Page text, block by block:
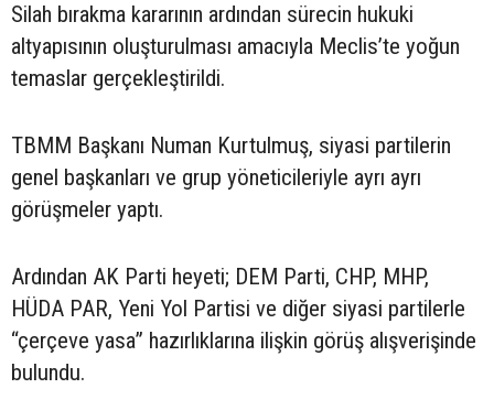
Silah bırakma kararının ardından sürecin hukuki
altyapısının oluşturulması amacıyla Meclis’te yoğun
temaslar gerçekleştirildi.
TBMM Başkanı Numan Kurtulmuş, siyasi partilerin
genel başkanları ve grup yöneticileriyle ayrı ayrı
görüşmeler yaptı.
Ardından AK Parti heyeti; DEM Parti, CHP, MHP,
HÜDA PAR, Yeni Yol Partisi ve diğer siyasi partilerle
“çerçeve yasa” hazırlıklarına ilişkin görüş alışverişinde
bulundu.